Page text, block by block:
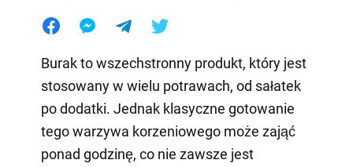
Burak to wszechstronny produkt, który jest
stosowany w wielu potrawach, od sałatek
po dodatki. Jednak klasyczne gotowanie
tego warzywa korzeniowego może zająć
ponad godzinę, co nie zawsze jest